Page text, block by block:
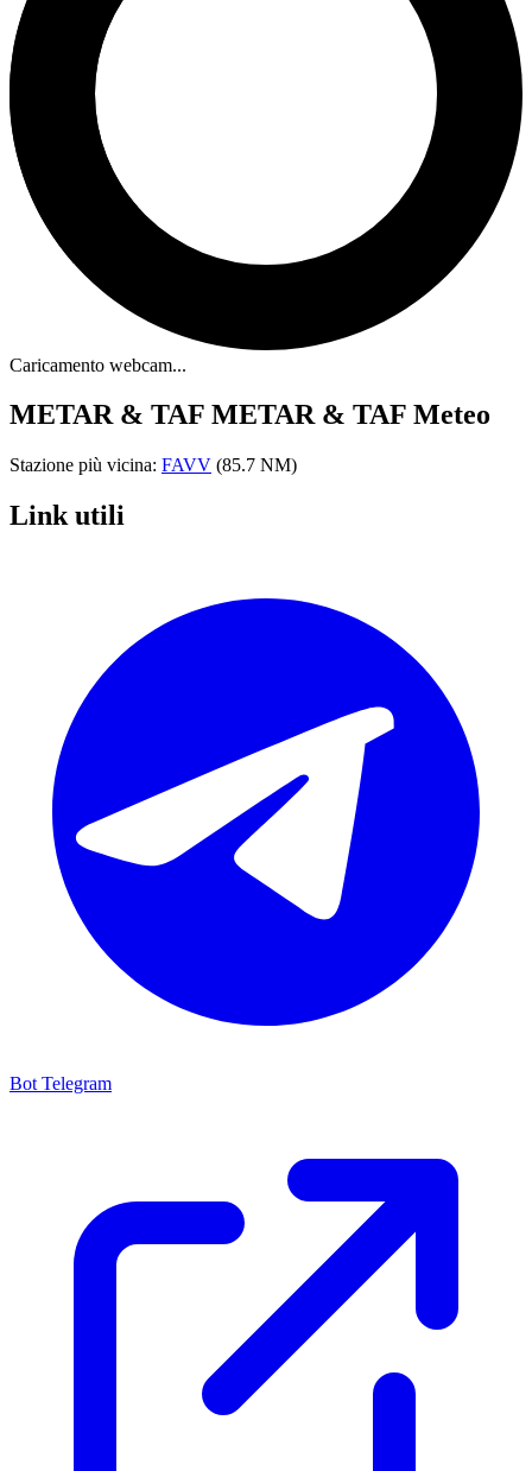
Caricamento webcam...
METAR & TAF METAR & TAF Meteo
Stazione più vicina: FAVV (85.7 NM)
Link utili
Bot Telegram